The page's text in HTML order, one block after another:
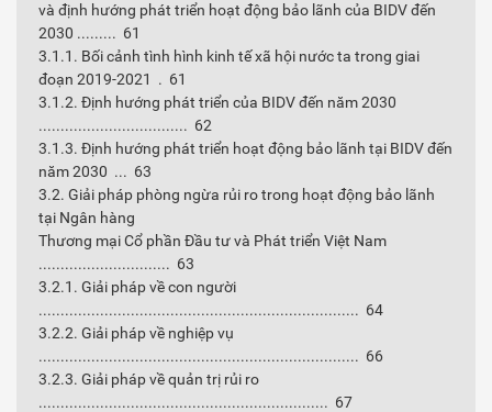
và định hướng phát triển hoạt động bảo lãnh của BIDV đến
2030 ......... 61
3.1.1. Bối cảnh tình hình kinh tế xã hội nước ta trong giai
đoạn 2019-2021 . 61
3.1.2. Định hướng phát triển của BIDV đến năm 2030
.................................. 62
3.1.3. Định hướng phát triển hoạt động bảo lãnh tại BIDV đến
năm 2030 ... 63
3.2. Giải pháp phòng ngừa rủi ro trong hoạt động bảo lãnh
tại Ngân hàng
Thương mại Cổ phần Đầu tư và Phát triển Việt Nam
.............................. 63
3.2.1. Giải pháp về con người
......................................................................... 64
3.2.2. Giải pháp về nghiệp vụ
......................................................................... 66
3.2.3. Giải pháp về quản trị rủi ro
.................................................................. 67